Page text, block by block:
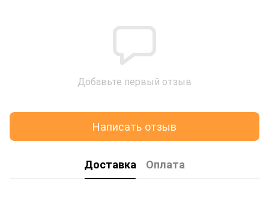
Добавьте первый отзыв
Написать отзыв
Доставка Оплата